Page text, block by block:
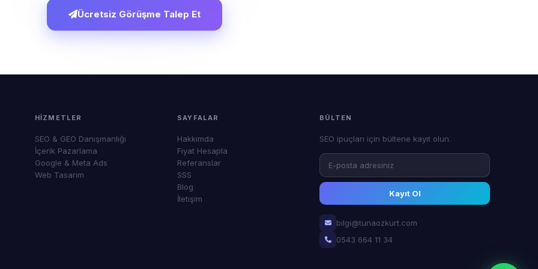
Ücretsiz Görüşme Talep Et
HIZMETLER
SEO & GEO Danışmanlığı
İçerik Pazarlama
Google & Meta Ads
Web Tasarım
SAYFALAR
Hakkımda
Fiyat Hesapla
Referanslar
SSS
Blog
İletişim
BÜLTEN
SEO ipuçları için bültene kayıt olun.
Kayıt Ol
bilgi@tunaozkurt.com
0543 664 11 34